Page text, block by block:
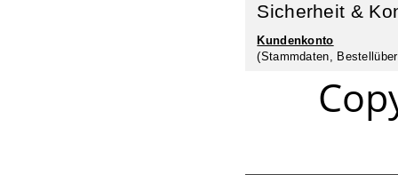
Sicherheit &
Kundenkonto
(Stammdaten,